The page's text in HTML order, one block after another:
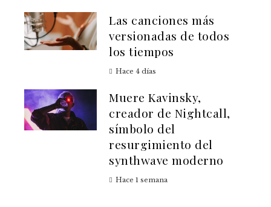
Las canciones más
versionadas de todos
los tiempos
Hace 4 días
Muere Kavinsky,
creador de Nightcall,
símbolo del
resurgimiento del
synthwave moderno
Hace 1 semana